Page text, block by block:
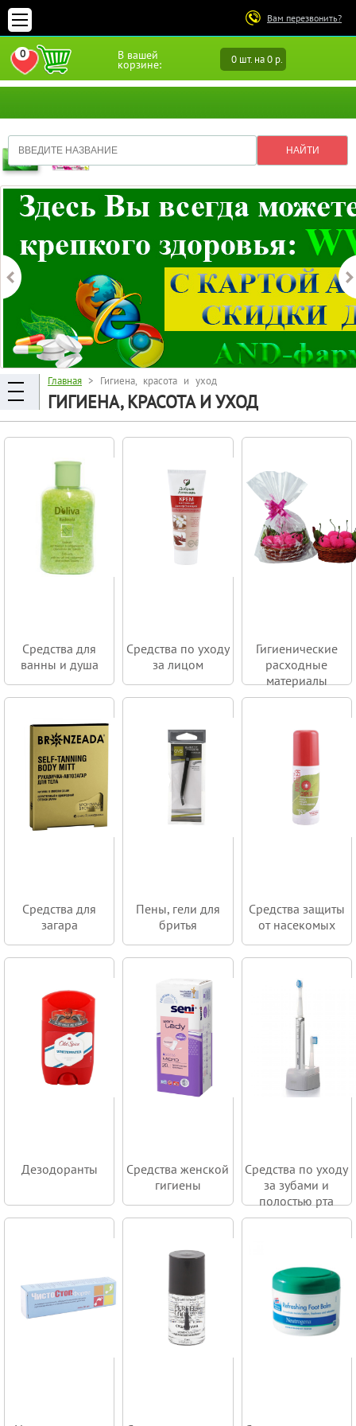
Вам перезвонить?
В вашей
корзине: 0 шт. на 0 р.
0
ПЕРЕЙТИ В ИЗБРАННОЕ
Главная > Гигиена, красота и уход
ГИГИЕНА, КРАСОТА И УХОД
Средства для
ванны и душа
Средства по уходу
за лицом
Гигиенические
расходные
материалы
Средства для
загара
Пены, гели для
бритья
Средства защиты
от насекомых
Дезодоранты
Средства женской
гигиены
Средства по уходу
за зубами и
полостью рта